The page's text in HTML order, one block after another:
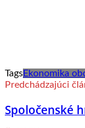
TagsEkonomika
Predchádzajúci
Spoločenské